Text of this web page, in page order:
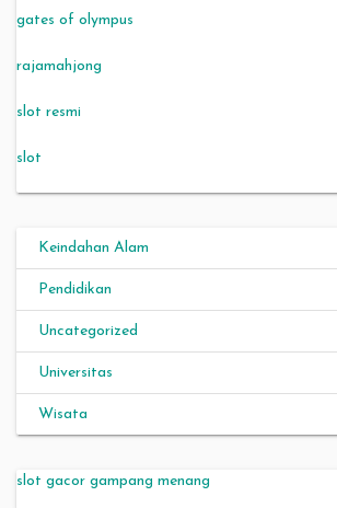
gates of olympus
rajamahjong
slot resmi
slot
Keindahan Alam
Pendidikan
Uncategorized
Universitas
Wisata
slot gacor gampang menang